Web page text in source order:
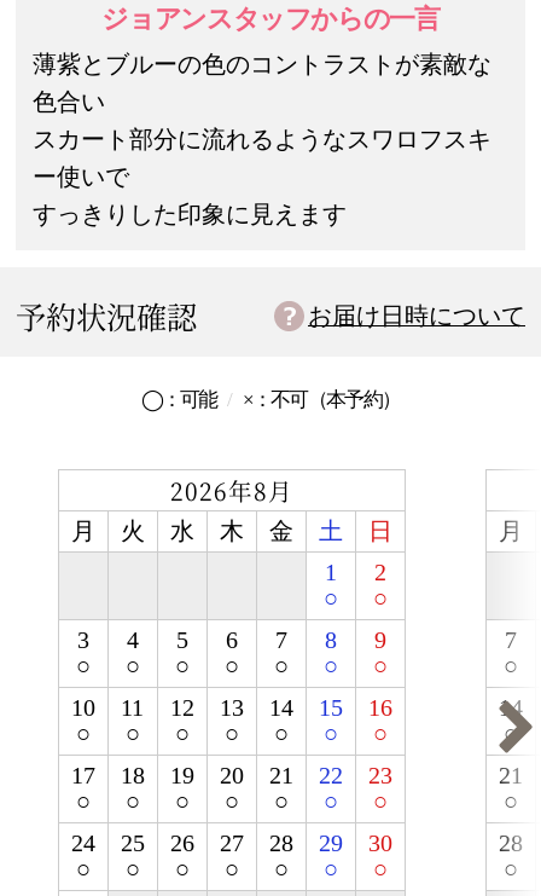
ジョアンスタッフからの一言
薄紫とブルーの色のコントラストが素敵な
色合い
スカート部分に流れるようなスワロフスキ
ー使いで
すっきりした印象に見えます
予約状況確認 お届け日時について
◯：可能 ×：不可（本予約）
2026年8月
月 火 水 木 金 土
日
1
○
2
○
3
○
4
○
5
○
6
○
7
○
8
○
9
○
10
○
11
○
12
○
13
○
14
○
15
○
16
○
17
○
18
○
19
○
20
○
21
○
22
○
23
○
24
○
25
○
26
○
27
○
28
○
29
○
30
○
月
7
○
14
○
21
○
28
○